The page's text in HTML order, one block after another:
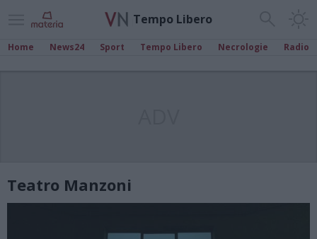
Tempo Libero
Home News24 Sport Tempo Libero Necrologie Radio
Teatro Manzoni